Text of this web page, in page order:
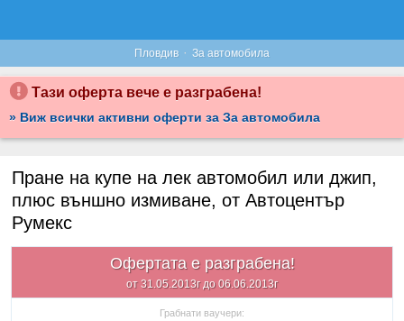
Пловдив · За автомобила
Тази оферта вече е разграбена!
» Виж всички активни оферти за За автомобила
Пране на купе на лек автомобил или джип,
плюс външно измиване, от Автоцентър
Румекс
Офертата е разграбена!
от 31.05.2013г до 06.06.2013г
Грабнати ваучери: